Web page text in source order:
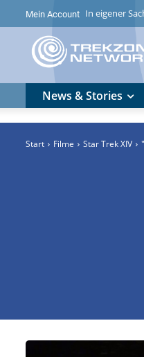
Mein Account In eigener
News & Stories
Start Filme Star Trek XIV